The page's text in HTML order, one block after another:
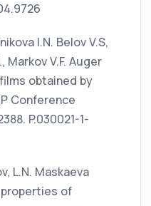
I.N. Belov V.S,
Markov V.F. Auger
obtained by
Conference
P.030021-1-
L.N. Maskaeva
of